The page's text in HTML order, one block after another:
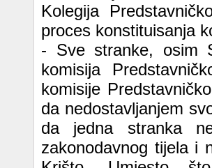
Kolegija
proces konstituisanja
- Sve stranke, osim
komisija
komisije
da nedostavljanjem
da jedna stranka
zakonodavnog tijela i